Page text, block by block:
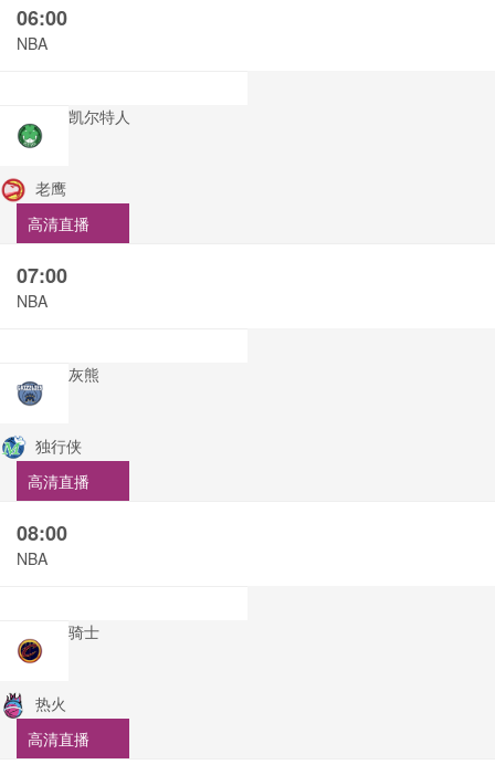
06:00
NBA
凯尔特人
老鹰
高清直播
07:00
NBA
灰熊
独行侠
高清直播
08:00
NBA
骑士
热火
高清直播